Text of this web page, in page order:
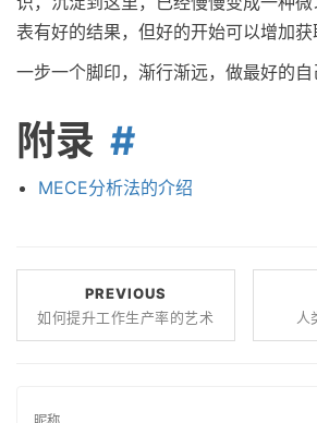
表有好的结果，但好的开始可以增加获
一步一个脚印，渐行渐远，做最好的自
附录
MECE分析法的介绍
PREVIOUS
如何提升工作生产率的艺术
人